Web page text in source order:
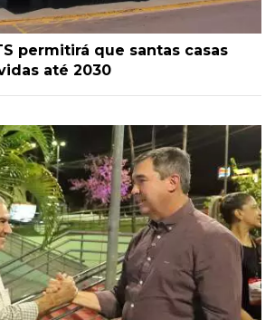
permitirá que santas casas
até 2030